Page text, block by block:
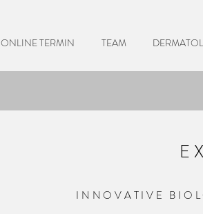
ONLINE TERMIN TEAM
INNOVATIVE